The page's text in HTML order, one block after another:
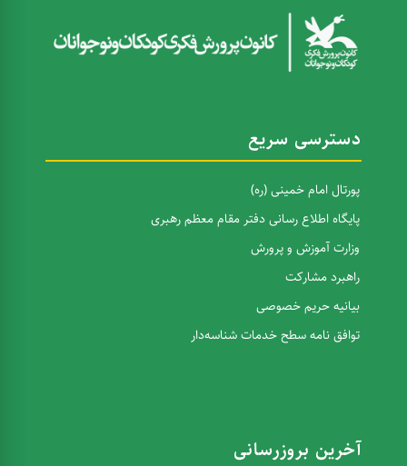
دسترسی سریع
پورتال امام خمینی (ره)
پایگاه اطلاع رسانی دفتر مقام معظم رهبری
وزارت آموزش و پرورش
راهبرد مشارکت
بیانیه حریم خصوصی
توافق نامه سطح خدمات شناسه‌دار
آخرین بروزرسانی